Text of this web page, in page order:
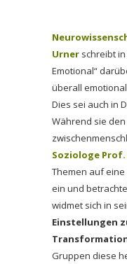
Urner schreibt
Emotional“
überall
Dies sei auch in
Während sie
Soziologe Prof.
Themen auf
ein und
widmet sich in
Einstellungen
Gruppen diese